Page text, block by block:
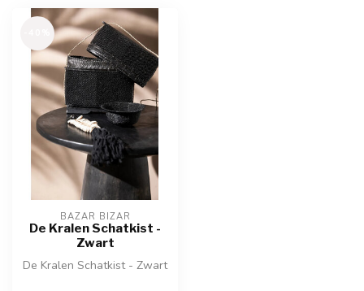
BAZAR BIZAR
De Kralen Schatkist -
Zwart
De Kralen Schatkist - Zwart